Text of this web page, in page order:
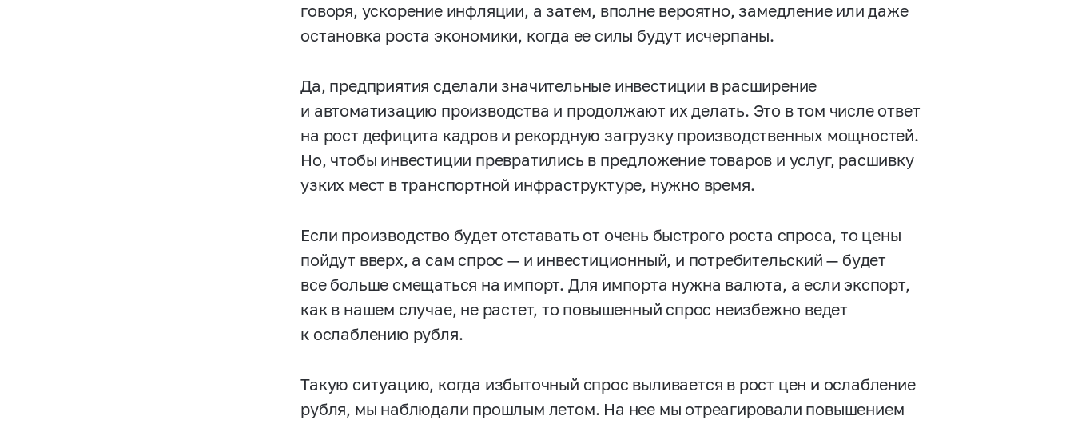
говоря, ускорение инфляции, а затем, вполне вероятно, замедление или даже
остановка роста экономики, когда ее силы будут исчерпаны.
Да, предприятия сделали значительные инвестиции в расширение
и автоматизацию производства и продолжают их делать. Это в том числе ответ
на рост дефицита кадров и рекордную загрузку производственных мощностей.
Но, чтобы инвестиции превратились в предложение товаров и услуг, расшивку
узких мест в транспортной инфраструктуре, нужно время.
Если производство будет отставать от очень быстрого роста спроса, то цены
пойдут вверх, а сам спрос — и инвестиционный, и потребительский — будет
все больше смещаться на импорт. Для импорта нужна валюта, а если экспорт,
как в нашем случае, не растет, то повышенный спрос неизбежно ведет
к ослаблению рубля.
Такую ситуацию, когда избыточный спрос выливается в рост цен и ослабление
рубля, мы наблюдали прошлым летом. На нее мы отреагировали повышением